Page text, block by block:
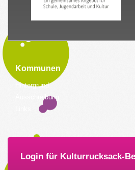
Kommunen
Hintergrund
Ausschreibung